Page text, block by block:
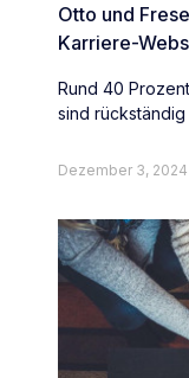
Otto und
Karriere-
Rund 40
sind rückständig
Dezember 3, 2024